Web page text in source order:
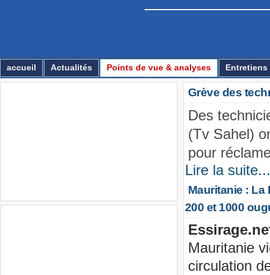
accueil Actualités Points de vue & analyses Entretiens
Grève des
Des
(Tv Sahel)
pour
Lire la suite...
Mauritanie :
200 et 1000
Mauritanie
circulation